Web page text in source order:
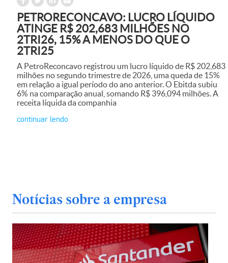
PETRORECONCAVO: LUCRO LÍQUIDO
ATINGE R$ 202,683 MILHÕES NO
2TRI26, 15% A MENOS DO QUE O
2TRI25
A PetroReconcavo registrou um lucro líquido de R$ 202,683
milhões no segundo trimestre de 2026, uma queda de 15%
em relação a igual período do ano anterior. O Ebitda subiu
6% na comparação anual, somando R$ 396,094 milhões. A
receita líquida da companhia
continuar lendo
Notícias sobre a empresa